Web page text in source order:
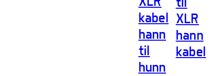
kabel
hann
til
hunn
XLR
hann
kabel